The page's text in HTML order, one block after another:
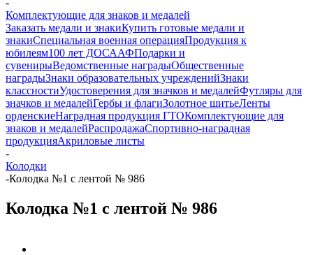
Комплектующие для знаков и медалей
Заказать медали и знакиКупить готовые медали и
знакиСпециальная военная операцияПродукция к
юбилеям100 лет ДОСААФПодарки и
сувенирыВедомственные наградыОбщественные
наградыЗнаки образовательных учрежденийЗнаки
классностиУдостоверения для значков и медалейФутляры для
значков и медалейГербы и флагиЗолотное шитьеЛенты
орденскиеНаградная продукция ГТОКомплектующие для
знаков и медалейРаспродажаСпортивно-наградная
продукцияАкриловые листы
-
Колодки
-Колодка №1 с лентой № 986
Колодка №1 с лентой № 986